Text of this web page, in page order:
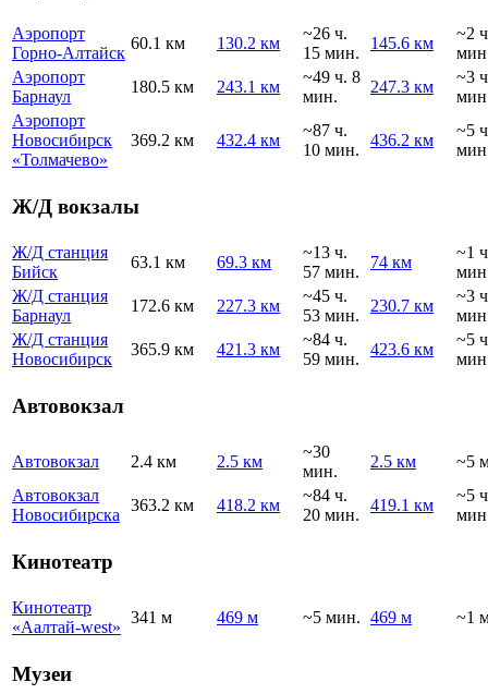
Аэропорт
Горно-Алтайск
60.1 км 130.2 км
~26 ч.
15 мин.
145.6 км
~2
Аэропорт
Барнаул
180.5 км 243.1 км
~49 ч. 8
мин.
247.3 км
~3
Аэропорт
Новосибирск
«Толмачево»
369.2 км 432.4 км
~87 ч.
10 мин.
436.2 км
~5
Ж/Д вокзалы
Ж/Д станция
Бийск
63.1 км 69.3 км
~13 ч.
57 мин.
74 км
~1
Ж/Д станция
Барнаул
172.6 км 227.3 км
~45 ч.
53 мин.
230.7 км
~3
Ж/Д станция
Новосибирск
365.9 км 421.3 км
~84 ч.
59 мин.
423.6 км
~5
Автовокзал
Автовокзал 2.4 км 2.5 км
~30
мин.
2.5 км
~5
Автовокзал
Новосибирска
363.2 км 418.2 км
~84 ч.
20 мин.
419.1 км
~5
Кинотеатр
Кинотеатр
«Аалтай-west»
341 м 469 м ~5 мин. 469 м ~1
Музеи